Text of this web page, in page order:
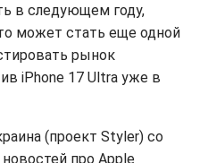
в следующем году,
может стать еще одной
рынок
iPhone 17 Ultra уже в
(проект Styler) со
про Apple